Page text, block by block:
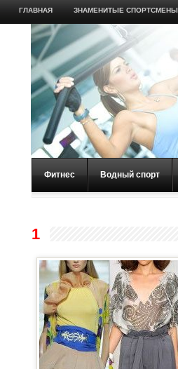
ГЛАВНАЯ ЗНАМЕНИТЫЕ СПОРТСМЕНЫ
Фитнес Водный спорт
1